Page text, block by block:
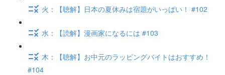
火：【聴解】日本の夏休みは宿題がいっぱい！ #102
水：【読解】漫画家になるには #103
木：【聴解】お中元のラッピングバイトはおすすめ！
#104